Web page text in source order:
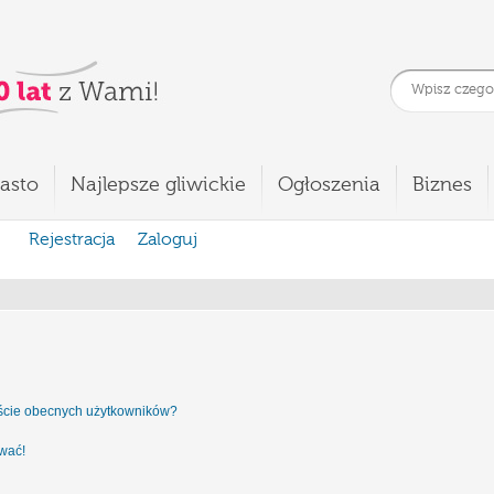
Najlepsze gliwickie Ogłoszenia Biznes
Rejestracja Zaloguj
obecnych użytkowników?